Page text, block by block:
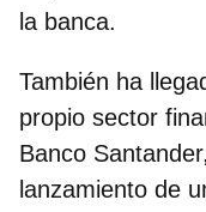
la banca.
También ha
propio sector
Banco Santander,
lanzamiento de